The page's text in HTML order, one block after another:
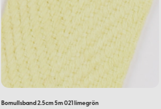
Bomullsband 2.5cm 5m 021 limegrön